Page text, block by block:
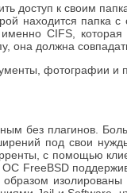
доступ к своим
находится папка
CIFS,
она должна
фотографии
без плагинов.
под свои
с помощью
FreeBSD
изолированы